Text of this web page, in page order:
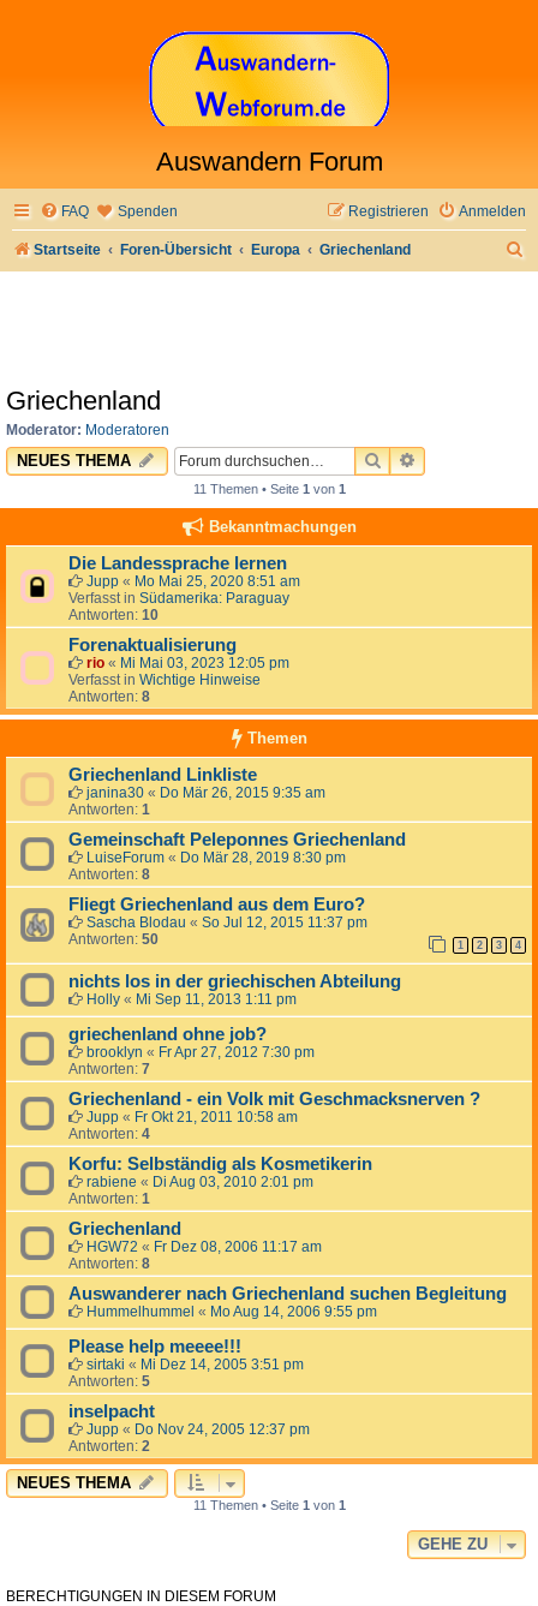
Auswandern Forum
FAQ Spenden Anmelden
Registrieren
Startseite Foren-Übersicht Europa Griechenland
Griechenland
Moderator: Moderatoren
NEUES THEMA SUCHEERWEITERTE
11 Themen • Seite 1von 1
Bekanntmachungen
Die Landessprache lernen
Jupp « Mo Mai 25, 2020 8:51 am
Verfasst in Südamerika: Paraguay
Antworten: 10
Forenaktualisierung
rio « Mi Mai 03, 2023 12:05 pm
Verfasst in Wichtige Hinweise
Antworten: 8
Themen
Griechenland Linkliste
janina30 « Do Mär 26, 2015 9:35 am
Antworten: 1
Gemeinschaft Peleponnes Griechenland
LuiseForum « Do Mär 28, 2019 8:30 pm
Antworten: 8
Fliegt Griechenland aus dem Euro?
Sascha Blodau « So Jul 12, 2015 11:37 pm
Antworten: 50 1 2 3 4
nichts los in der griechischen Abteilung
Holly « Mi Sep 11, 2013 1:11 pm
griechenland ohne job?
brooklyn « Fr Apr 27, 2012 7:30 pm
Antworten: 7
Griechenland - ein Volk mit Geschmacksnerven ?
Jupp « Fr Okt 21, 2011 10:58 am
Antworten: 4
Korfu: Selbständig als Kosmetikerin
rabiene « Di Aug 03, 2010 2:01 pm
Antworten: 1
Griechenland
HGW72 « Fr Dez 08, 2006 11:17 am
Antworten: 8
Auswanderer nach Griechenland suchen Begleitung
Hummelhummel « Mo Aug 14, 2006 9:55 pm
Please help meeee!!!
sirtaki « Mi Dez 14, 2005 3:51 pm
Antworten: 5
inselpacht
Jupp « Do Nov 24, 2005 12:37 pm
Antworten: 2
NEUES THEMA
11 Themen • Seite 1 von 1
GEHE ZU
BERECHTIGUNGEN IN DIESEM FORUM